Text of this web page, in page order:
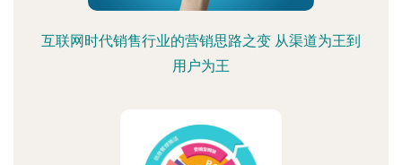
互联网时代销售行业的营销思路之变 从渠道为王到
用户为王